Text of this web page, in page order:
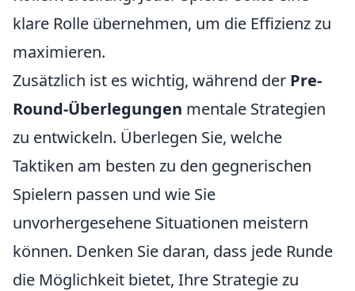
klare Rolle übernehmen, um die Effizienz zu
maximieren.
Zusätzlich ist es wichtig, während der Pre-
Round-Überlegungen mentale Strategien
zu entwickeln. Überlegen Sie, welche
Taktiken am besten zu den gegnerischen
Spielern passen und wie Sie
unvorhergesehene Situationen meistern
können. Denken Sie daran, dass jede Runde
die Möglichkeit bietet, Ihre Strategie zu